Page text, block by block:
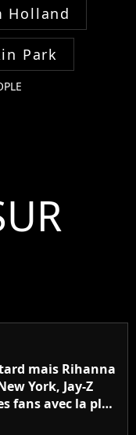
Holland
Park
mais Rihanna
York, Jay-Z
fans avec la plus